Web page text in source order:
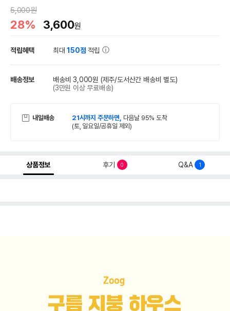
5,000원
28% 3,600원
적립혜택 최대150점 적립
배송정보 배송비 3,000원 (제주/도서산간 배송비 별도)
(3만원 이상 무료배송)
내일배송 21시까지 주문하면, 다음날 95% 도착
(토, 일요일/공휴일 제외)
상품정보 후기 0 Q&A 1